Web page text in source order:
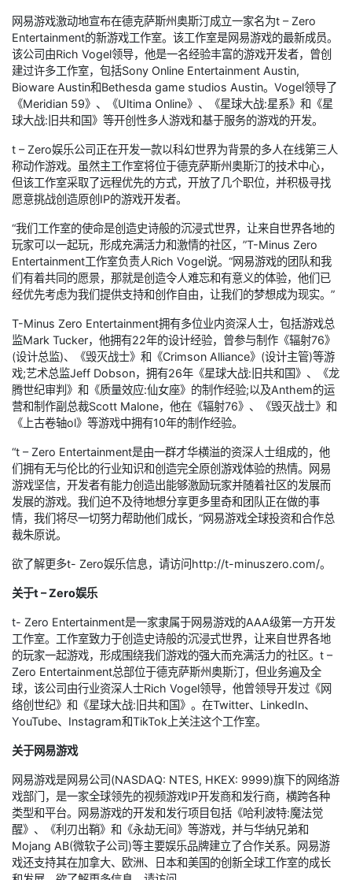
网易游戏激动地宣布在德克萨斯州奥斯汀成立一家名为t – Zero
Entertainment的新游戏工作室。该工作室是网易游戏的最新成员。
该公司由Rich Vogel领导，他是一名经验丰富的游戏开发者，曾创
建过许多工作室，包括Sony Online Entertainment Austin,
Bioware Austin和Bethesda game studios Austin。Vogel领导了
《Meridian 59》、《Ultima Online》、《星球大战:星系》和《星
球大战:旧共和国》等开创性多人游戏和基于服务的游戏的开发。
t – Zero娱乐公司正在开发一款以科幻世界为背景的多人在线第三人
称动作游戏。虽然主工作室将位于德克萨斯州奥斯汀的技术中心，
但该工作室采取了远程优先的方式，开放了几个职位，并积极寻找
愿意挑战创造原创IP的游戏开发者。
“我们工作室的使命是创造史诗般的沉浸式世界，让来自世界各地的
玩家可以一起玩，形成充满活力和激情的社区，”T-Minus Zero
Entertainment工作室负责人Rich Vogel说。“网易游戏的团队和我
们有着共同的愿景，那就是创造令人难忘和有意义的体验，他们已
经优先考虑为我们提供支持和创作自由，让我们的梦想成为现实。”
T-Minus Zero Entertainment拥有多位业内资深人士，包括游戏总
监Mark Tucker，他拥有22年的设计经验，曾参与制作《辐射76》
(设计总监)、《毁灭战士》和《Crimson Alliance》(设计主管)等游
戏;艺术总监Jeff Dobson，拥有26年《星球大战:旧共和国》、《龙
腾世纪审判》和《质量效应:仙女座》的制作经验;以及Anthem的运
营和制作副总裁Scott Malone，他在《辐射76》、《毁灭战士》和
《上古卷轴ol》等游戏中拥有10年的制作经验。
“t – Zero Entertainment是由一群才华横溢的资深人士组成的，他
们拥有无与伦比的行业知识和创造完全原创游戏体验的热情。网易
游戏坚信，开发者有能力创造出能够激励玩家并随着社区的发展而
发展的游戏。我们迫不及待地想分享更多里奇和团队正在做的事
情，我们将尽一切努力帮助他们成长，”网易游戏全球投资和合作总
裁朱原说。
欲了解更多t- Zero娱乐信息，请访问http://t-minuszero.com/。
关于t – Zero娱乐
t- Zero Entertainment是一家隶属于网易游戏的AAA级第一方开发
工作室。工作室致力于创造史诗般的沉浸式世界，让来自世界各地
的玩家一起游戏，形成围绕我们游戏的强大而充满活力的社区。t –
Zero Entertainment总部位于德克萨斯州奥斯汀，但业务遍及全
球，该公司由行业资深人士Rich Vogel领导，他曾领导开发过《网
络创世纪》和《星球大战:旧共和国》。在Twitter、LinkedIn、
YouTube、Instagram和TikTok上关注这个工作室。
关于网易游戏
网易游戏是网易公司(NASDAQ: NTES, HKEX: 9999)旗下的网络游
戏部门，是一家全球领先的视频游戏IP开发商和发行商，横跨各种
类型和平台。网易游戏的开发和发行项目包括《哈利波特:魔法觉
醒》、《利刃出鞘》和《永劫无间》等游戏，并与华纳兄弟和
Mojang AB(微软子公司)等主要娱乐品牌建立了合作关系。网易游
戏还支持其在加拿大、欧洲、日本和美国的创新全球工作室的成长